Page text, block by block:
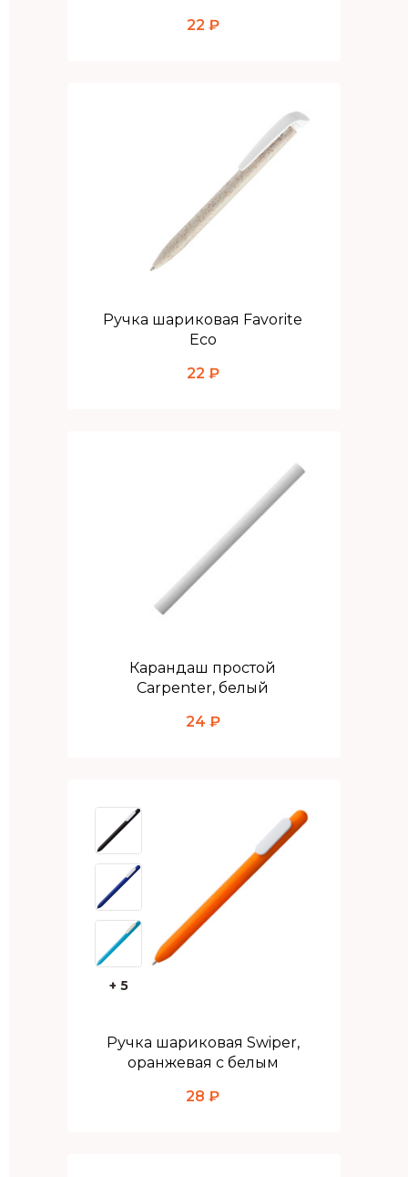
22 ₽
Ручка шариковая Favorite
Eco
22 ₽
Карандаш простой
Carpenter, белый
24 ₽
+ 5
Ручка шариковая Swiper,
оранжевая с белым
28 ₽